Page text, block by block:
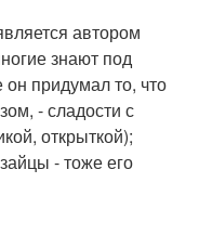
автором
знают под
придумал то, что
- сладости с
открыткой);
- тоже его